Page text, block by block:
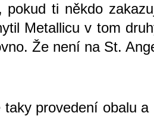
pokud ti někdo
Metallicu v tom
Že není na St.
taky provedení obalu